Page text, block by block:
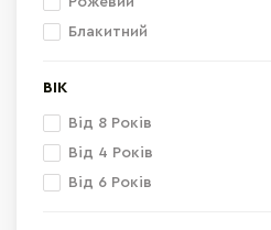
Блакитний
ВІК
Від 8 Років
Від 4 Років
Від 6 Років